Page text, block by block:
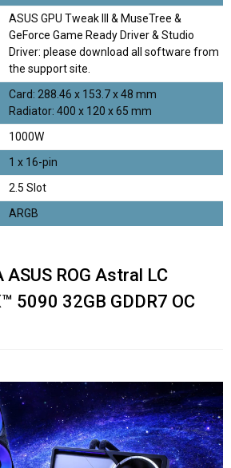
ASUS GPU Tweak III & MuseTree &
GeForce Game Ready Driver & Studio
Driver: please download all software from
the support site.
Card: 288.46 x 153.7 x 48 mm
Radiator: 400 x 120 x 65 mm
1000W
1 x 16-pin
2.5 Slot
ARGB
ROG Astral LC
5090 32GB GDDR7 OC